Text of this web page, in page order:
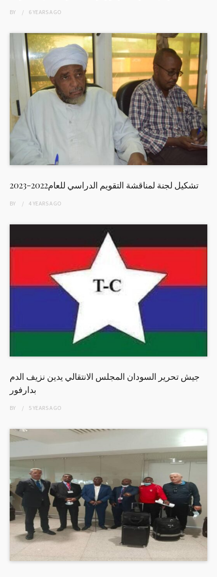
BY 6 YEARSAGO
تشكيل لجنة لمناقشة التقويم الدراسي للعام2022-2023
BY 4 YEARSAGO
جيش تحرير السودان المجلس الانتقالي يدين نزيف الدم
بدارفور
BY 5 YEARSAGO